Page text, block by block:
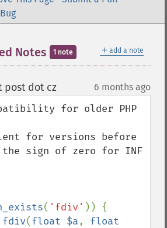
＋ add a note
Notes 1 note
post dot cz¶ 6 months ago
for older PHP
for versions before
the sign of zero for INF
( 'fdiv' )) {
fdiv(float $a, float